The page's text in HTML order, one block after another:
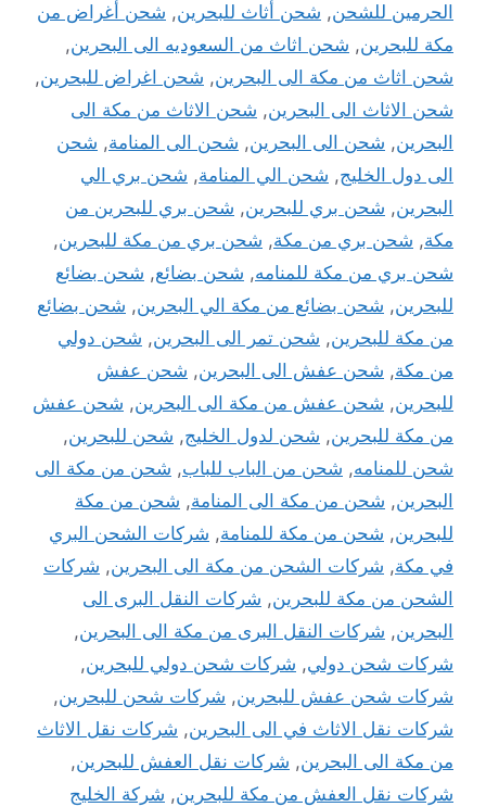
الحرمين للشحن, شحن أثاث للبحرين, شحن أغراض من
مكة للبحرين, شحن اثاث من السعوديه الى البحرين,
شحن اثاث من مكة الى البحرين, شحن اغراض للبحرين,
شحن الاثاث الى البحرين, شحن الاثاث من مكة الى
البحرين, شحن الى البحرين, شحن الى المنامة, شحن
الى دول الخليج, شحن الي المنامة, شحن بري الي
البحرين, شحن بري للبحرين, شحن بري للبحرين من
مكة, شحن بري من مكة, شحن بري من مكة للبحرين,
شحن بري من مكة للمنامه, شحن بضائع, شحن بضائع
للبحرين, شحن بضائع من مكة الي البحرين, شحن بضائع
من مكة للبحرين, شحن تمر الى البحرين, شحن دولي
من مكة, شحن عفش الى البحرين, شحن عفش
للبحرين, شحن عفش من مكة الى البحرين, شحن عفش
من مكة للبحرين, شحن لدول الخليج, شحن للبحرين,
شحن للمنامه, شحن من الباب للباب, شحن من مكة الى
البحرين, شحن من مكة الى المنامة, شحن من مكة
للبحرين, شحن من مكة للمنامة, شركات الشحن البري
في مكة, شركات الشحن من مكة الى البحرين, شركات
الشحن من مكة للبحرين, شركات النقل البرى الى
البحرين, شركات النقل البرى من مكة الى البحرين,
شركات شحن دولي, شركات شحن دولي للبحرين,
شركات شحن عفش للبحرين, شركات شحن للبحرين,
شركات نقل الاثاث في الى البحرين, شركات نقل الاثاث
من مكة الى البحرين, شركات نقل العفش للبحرين,
شركات نقل العفش من مكة للبحرين, شركة الخليج